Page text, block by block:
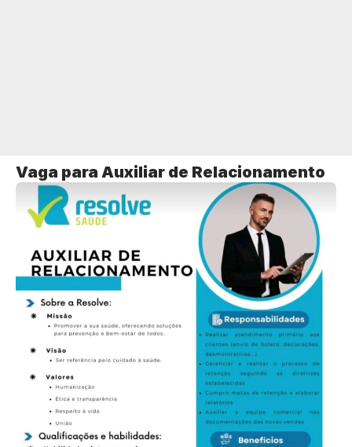
Vaga para Auxiliar de Relacionamento